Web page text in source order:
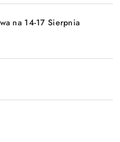
na 14-17 Sierpnia